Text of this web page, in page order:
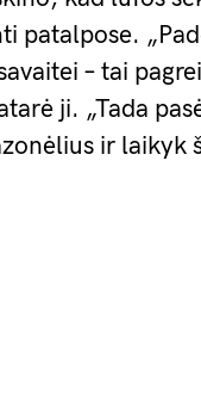
patalpose.
– tai
ji. „Tada
ir laikyk